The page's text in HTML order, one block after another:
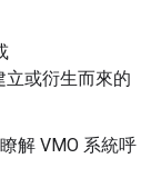
立或衍生而來的
解 VMO 系統呼